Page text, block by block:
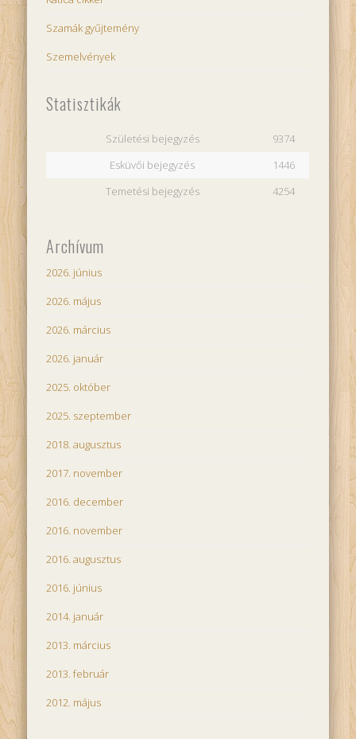
Szamák gyűjtemény
Szemelvények
Statisztikák
Születési bejegyzés
9374
Esküvői bejegyzés
1446
Temetési bejegyzés
4254
Archívum
2026. június
2026. május
2026. március
2026. január
2025. október
2025. szeptember
2018. augusztus
2017. november
2016. december
2016. november
2016. augusztus
2016. június
2014. január
2013. március
2013. február
2012. május